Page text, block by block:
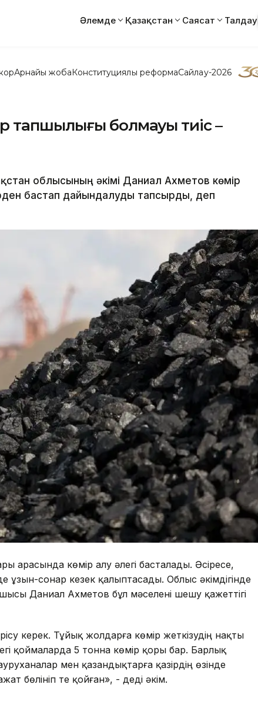
Әлемде Қазақстан Саясат Талдау
Арнайы жобаКонституциялық реформаСайлау-2026
тапшылығы болмауы тиіс –
облысының әкімі Даниал Ахметов көмір
бастап дайындалуды тапсырды, деп
арасында көмір алу әлегі басталады. Әсіресе,
ұзын-сонар кезек қалыптасады. Облыс әкімдігінде
Даниал Ахметов бұл мәселені шешу қажеттігі
керек. Тұйық жолдарға көмір жеткізудің нақты
қоймаларда 5 тонна көмір қоры бар. Барлық
мен қазандықтарға қазірдің өзінде
бөлініп те қойған», - деді әкім.